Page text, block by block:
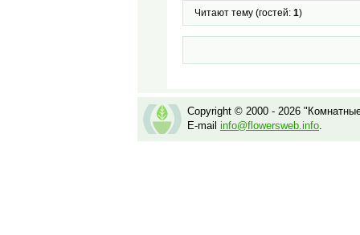
Читают тему (гостей: 1)
Copyright © 2000 - 2026
E-mail info@flowersweb.info.